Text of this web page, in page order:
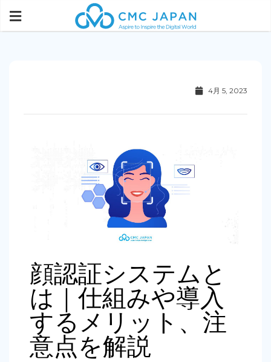
4月 5, 2023
顔認証システムと
は｜仕組みや導入
するメリット、注
意点を解説